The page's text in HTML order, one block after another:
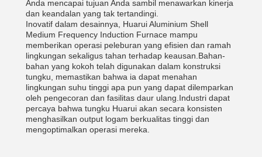
Anda mencapai tujuan Anda sambil menawarkan kinerja
dan keandalan yang tak tertandingi.
Inovatif dalam desainnya, Huarui Aluminium Shell
Medium Frequency Induction Furnace mampu
memberikan operasi peleburan yang efisien dan ramah
lingkungan sekaligus tahan terhadap keausan.Bahan-
bahan yang kokoh telah digunakan dalam konstruksi
tungku, memastikan bahwa ia dapat menahan
lingkungan suhu tinggi apa pun yang dapat dilemparkan
oleh pengecoran dan fasilitas daur ulang.Industri dapat
percaya bahwa tungku Huarui akan secara konsisten
menghasilkan output logam berkualitas tinggi dan
mengoptimalkan operasi mereka.